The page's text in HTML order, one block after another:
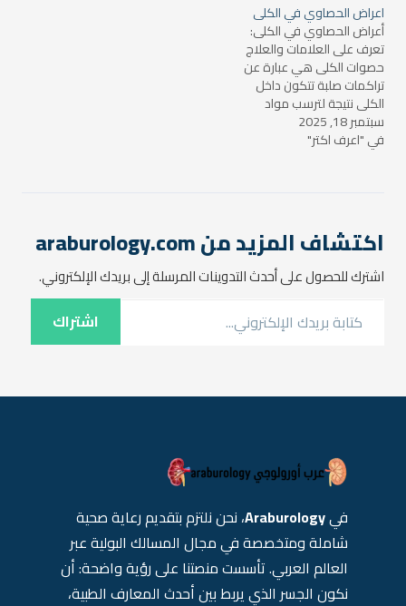
الحالب. من الممكن أن تكون
هذه الحصوات صغيرة جدًا…
اعراض الحصاوي في الكلى
أعراض الحصاوي في الكلى:
تعرف على العلامات والعلاج
حصوات الكلى هي عبارة عن
تراكمات صلبة تتكون داخل
الكلى نتيجة لترسب مواد
مختلفة، مثل الكالسيوم أو
الأوكسالات أو حمض اليوريك.
أن…
سبتمبر 18, 2025
في "اعرف اكتر"
اكتشاف المزيد من araburology.com
اشترك للحصول على أحدث التدوينات المرسلة إلى بريدك الإلكتروني.
اشتراك
فيAraburology، نحن نلتزم بتقديم رعاية صحية
شاملة ومتخصصة في مجال المسالك البولية عبر
العالم العربي. تأسست منصتنا على رؤية واضحة: أن
نكون الجسر الذي يربط بين أحدث المعارف الطبية،